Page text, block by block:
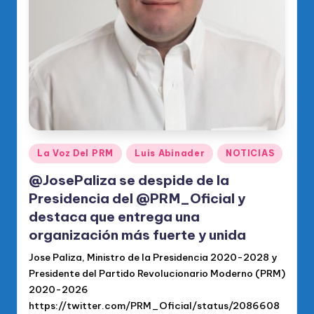
Publicado
en
La Voz Del PRM Luis Abinader NOTICIAS
@JosePaliza se despide de la
Presidencia del @PRM_Oficial y
destaca que entrega una
organización más fuerte y unida
Jose Paliza, Ministro de la Presidencia 2020-2028 y
Presidente del Partido Revolucionario Moderno (PRM)
2020-2026
https://twitter.com/PRM_Oficial/status/2086608